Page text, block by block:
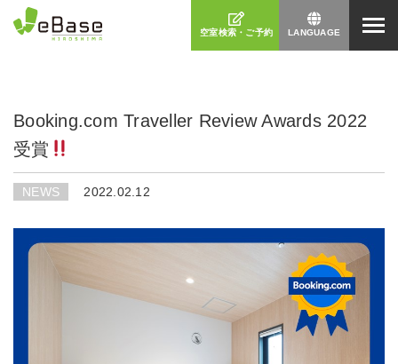
空室検索・ご予約 LANGUAGE
English(英語)
Booking.com Traveller Review Awards 2022
受賞
NEWS 2022.02.12